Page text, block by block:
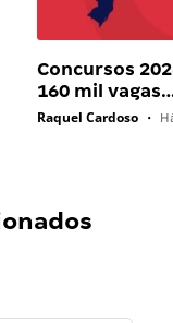
Concursos
160 mil
Raquel Cardoso •